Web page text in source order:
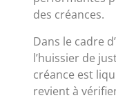
des créances.
Dans le cadre
l’huissier de
créance est
revient à